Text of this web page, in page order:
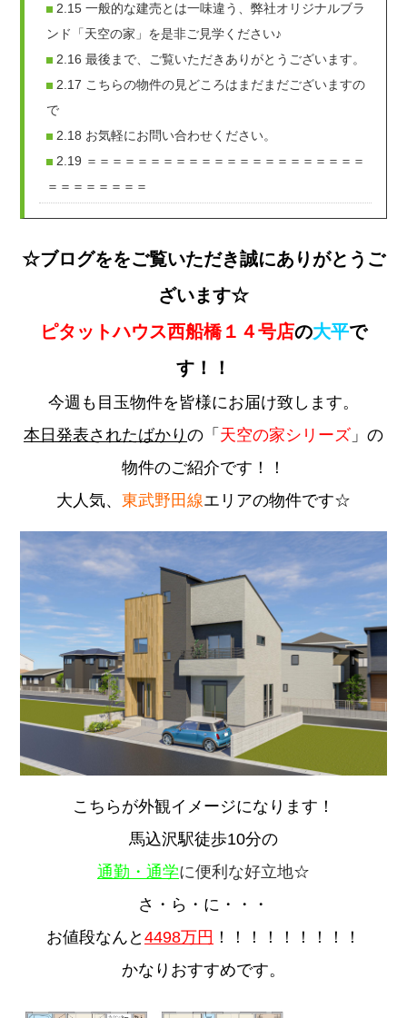
2.15 一般的な建売とは一味違う、弊社オリジナルブラ
ンド「天空の家」を是非ご見学ください♪
2.16 最後まで、ご覧いただきありがとうございます。
2.17 こちらの物件の見どころはまだまだございますの
で
2.18 お気軽にお問い合わせください。
2.19 ＝＝＝＝＝＝＝＝＝＝＝＝＝＝＝＝＝＝＝＝＝＝
＝＝＝＝＝＝＝＝
☆ブログををご覧いただき誠にありがとうご
ざいます☆
ピタットハウス西船橋１４号店の大平で
す！！
今週も目玉物件を皆様にお届け致します。
本日発表されたばかり の「 天空の家シリーズ 」の
物件のご紹介です！！
大人気、 東武野田線エリアの物件です☆
こちらが外観イメージになります！
馬込沢駅徒歩10分の
通勤・通学に便利な好立地☆
さ・ら・に・・・
お値段なんと 4498万円 ！！！！！！！！！
かなりおすすめです。